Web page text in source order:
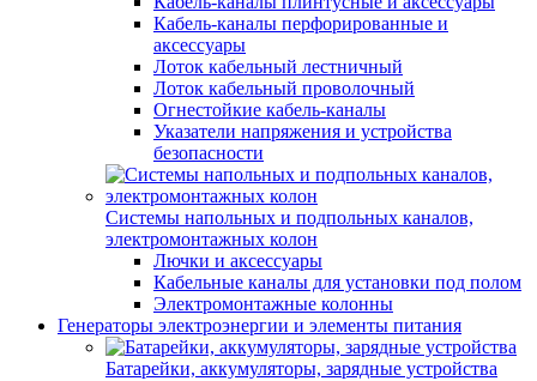
Кабель-каналы перфорированные и
аксессуары
Лоток кабельный лестничный
Лоток кабельный проволочный
Огнестойкие кабель-каналы
Указатели напряжения и устройства
безопасности
Системы напольных и подпольных каналов,
электромонтажных колон
Лючки и аксессуары
Кабельные каналы для установки под полом
Электромонтажные колонны
Генераторы электроэнергии и элементы питания
Батарейки, аккумуляторы, зарядные устройства